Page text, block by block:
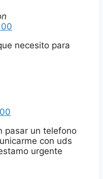
necesito para
pasar un telefono
con uds
urgente